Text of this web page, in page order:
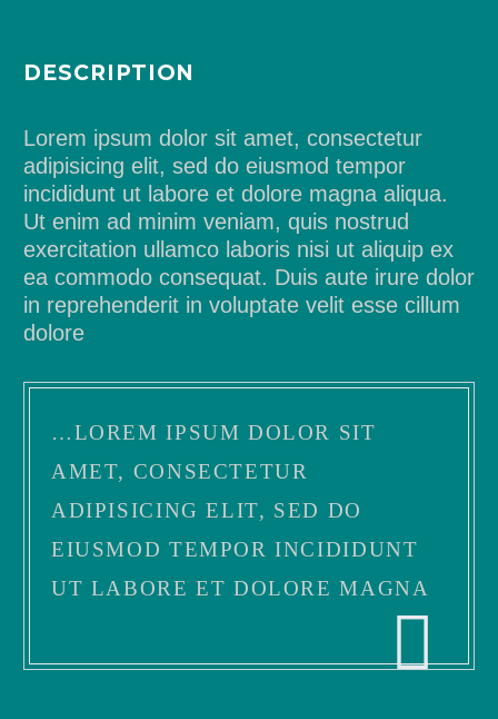
DESCRIPTION
Lorem ipsum dolor sit amet, consectetur
adipisicing elit, sed do eiusmod tempor
incididunt ut labore et dolore magna aliqua.
Ut enim ad minim veniam, quis nostrud
exercitation ullamco laboris nisi ut aliquip ex
ea commodo consequat. Duis aute irure dolor
in reprehenderit in voluptate velit esse cillum
dolore
…LOREM IPSUM DOLOR SIT
AMET, CONSECTETUR
ADIPISICING ELIT, SED DO
EIUSMOD TEMPOR INCIDIDUNT
UT LABORE ET DOLORE MAGNA